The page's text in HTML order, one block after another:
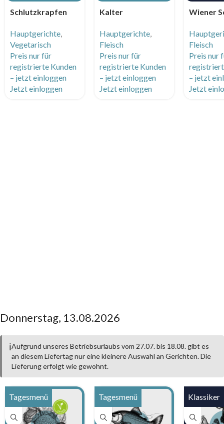
Schlutzkrapfen
Topfen Füllung
und Nussbutter
Hauptgerichte,
Vegetarisch
Preis nur für
registrierte Kunden
– jetzt einloggen
Jetzt einloggen
Kalter
mit Käferbohnen
und Kernöl dazu
Gebäck
Hauptgerichte,
Fleisch
Preis nur für
registrierte Kunden
– jetzt einloggen
Jetzt einloggen
Wiener
Fleisch
Preis nur
– jetzt
Jetzt
Donnerstag, 13.08.2026
ℹ️Aufgrund unseres Betriebsurlaubs vom 27.07. bis 18.08. gibt es
an diesem Liefertag nur eine kleinere Auswahl an Gerichten. Die
Lieferung erfolgt wie gewohnt.